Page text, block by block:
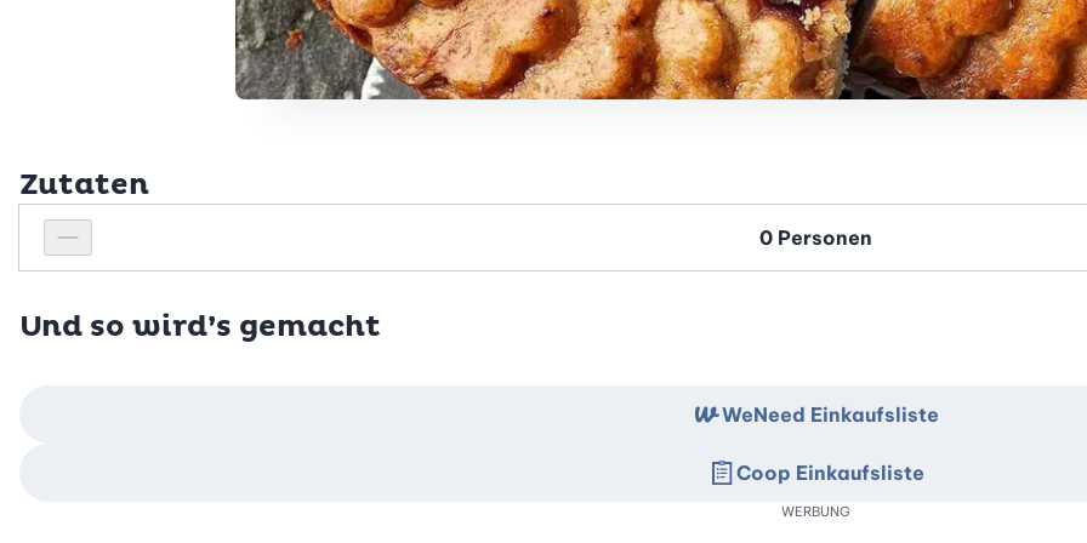
Zutaten
Personenanzahl verringern
Personenanzahl
Und so wird’s gemacht
WeNeed Einkaufsliste
Coop Einkaufsliste
WERBUNG